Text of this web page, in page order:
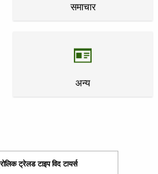
समाचार
अन्य
ट्रेलड टाइप विद टायर्स